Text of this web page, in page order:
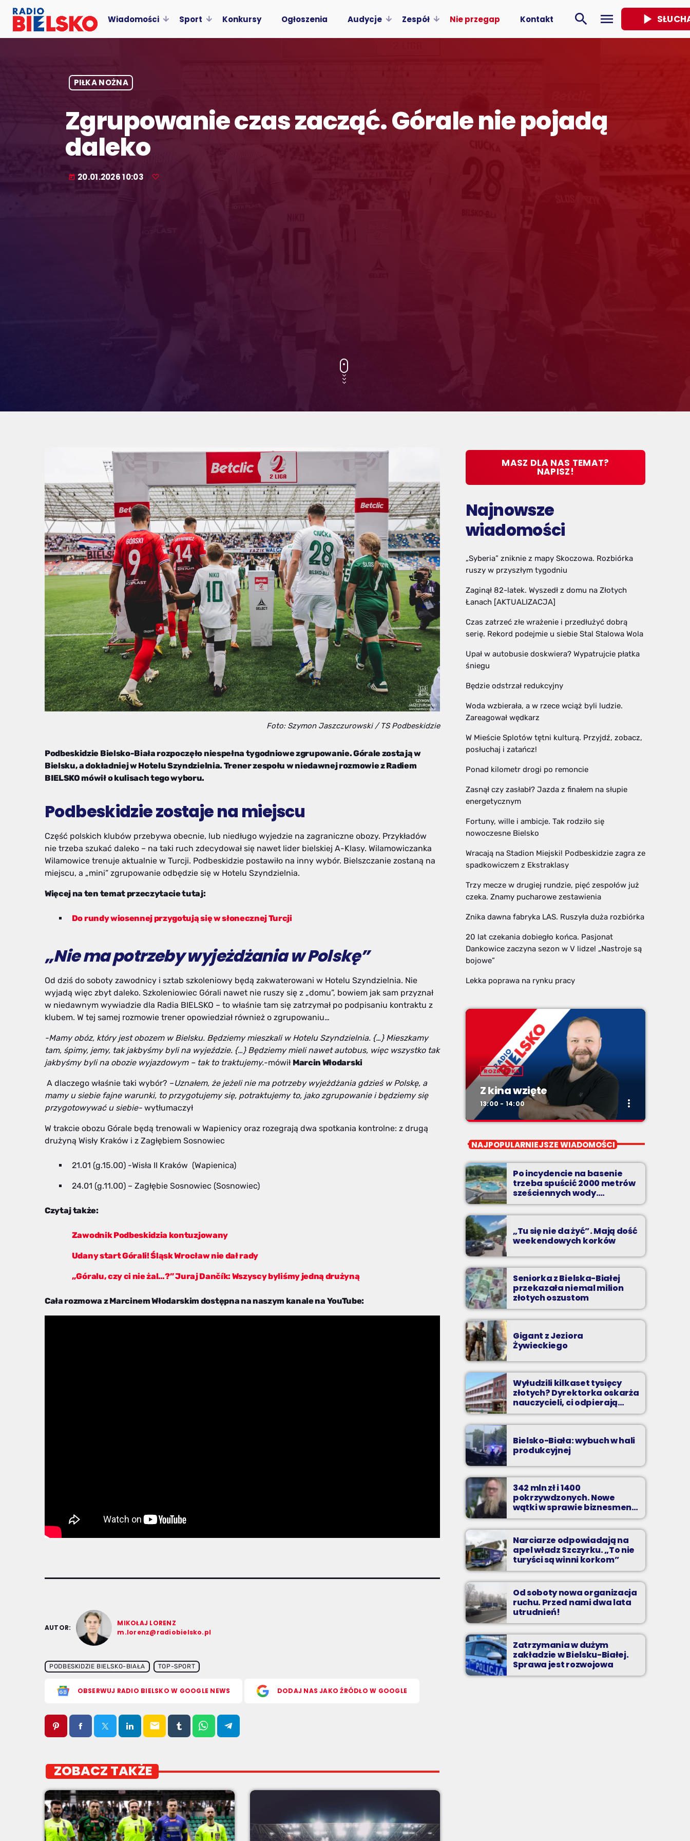
Wiadomości Sport Konkursy Ogłoszenia Audycje Zespół Nie przegap Kontakt search menu play_arrow
PIŁKA NOŻNA
Zgrupowanie czas zacząć. Górale nie pojadą
daleko
today 20.01.2026 10:03
Foto: Szymon Jaszczurowski / TS Podbeskidzie
Podbeskidzie Bielsko-Biała rozpoczęło niespełna tygodniowe zgrupowanie. Górale zostają w
Bielsku, a dokładniej w Hotelu Szyndzielnia. Trener zespołu w niedawnej rozmowie z Radiem
BIELSKO mówił o kulisach tego wyboru.
Podbeskidzie zostaje na miejscu
Część polskich klubów przebywa obecnie, lub niedługo wyjedzie na zagraniczne obozy. Przykładów
nie trzeba szukać daleko – na taki ruch zdecydował się nawet lider bielskiej A-Klasy. Wilamowiczanka
Wilamowice trenuje aktualnie w Turcji. Podbeskidzie postawiło na inny wybór. Bielszczanie zostaną na
miejscu, a „mini” zgrupowanie odbędzie się w Hotelu Szyndzielnia.
Więcej na ten temat przeczytacie tutaj:
Do rundy wiosennej przygotują się w słonecznej Turcji
„Nie ma potrzeby wyjeżdżaniaw Polskę”
Od dziś do soboty zawodnicy i sztab szkoleniowy będą zakwaterowani w Hotelu Szyndzielnia. Nie
wyjadą więc zbyt daleko. Szkoleniowiec Górali nawet nie ruszy się z „domu”, bowiem jak sam przyznał
w niedawnym wywiadzie dla Radia BIELSKO – to właśnie tam się zatrzymał po podpisaniu kontraktu z
klubem. W tej samej rozmowie trener opowiedział również o zgrupowaniu…
-Mamy obóz, który jest obozem w Bielsku. Będziemymieszkaliw Hotelu Szyndzielnia. {…} Mieszkamy
tam, śpimy, jemy, tak jakbyśmy byli na wyjeździe. {…} Będziemy mieli nawet autobus, więc wszystko tak
jakbyśmy byli na obozie wyjazdowym – tak to traktujemy.-mówił Marcin Włodarski
A dlaczego właśnie taki wybór? –Uznałem, że jeżeli nie ma potrzeby wyjeżdżania gdzieś w Polskę, a
mamy u siebie fajne warunki, to przygotujemy się, potraktujemy to, jako zgrupowaniei będziemy się
przygotowywać u siebie- wytłumaczył
W trakcie obozu Górale będą trenowali w Wapienicy oraz rozegrają dwa spotkania kontrolne: z drugą
drużyną Wisły Kraków i z Zagłębiem Sosnowiec
21.01 (g.15.00) -Wisła II Kraków (Wapienica)
24.01 (g.11.00) – Zagłębie Sosnowiec (Sosnowiec)
Czytaj także:
Zawodnik Podbeskidzia kontuzjowany
Udany start Górali! Śląsk Wrocław nie dał rady
„Góralu, czy ci nie żal…?” Juraj Dančík: Wszyscy byliśmy jedną drużyną
Cała rozmowa z Marcinem Włodarskim dostępna na naszym kanale na YouTube:
AUTOR:
MIKOŁAJ LORENZ
m.lorenz@radiobielsko.pl
PODBESKIDZIE BIELSKO-BIAŁA TOP-SPORT
OBSERWUJ RADIO BIELSKO W GOOGLE NEWS DODAJ NAS JAKO ŹRÓDŁO W GOOGLE
email
ZOBACZ TAKŻE
MASZ DLA NAS TEMAT?
NAPISZ!
Najnowsze
wiadomości
„Syberia” zniknie z mapy Skoczowa. Rozbiórka
ruszy w przyszłym tygodniu
Zaginął 82-latek. Wyszedł z domu na Złotych
Łanach [AKTUALIZACJA]
Czas zatrzeć złe wrażenie i przedłużyć dobrą
serię. Rekord podejmie u siebie Stal Stalowa Wola
Upał w autobusie doskwiera? Wypatrujcie płatka
śniegu
Będzie odstrzał redukcyjny
Woda wzbierała, a w rzece wciąż byli ludzie.
Zareagował wędkarz
W Mieście Splotów tętni kulturą. Przyjdź, zobacz,
posłuchaj i zatańcz!
Ponad kilometr drogi po remoncie
Zasnął czy zasłabł? Jazda z finałem na słupie
energetycznym
Fortuny, wille i ambicje. Tak rodziło się
nowoczesne Bielsko
Wracają na Stadion Miejski! Podbeskidzie zagra ze
spadkowiczem z Ekstraklasy
Trzy mecze w drugiej rundzie, pięć zespołów już
czeka. Znamy pucharowe zestawienia
Znika dawna fabryka LAS. Ruszyła duża rozbiórka
20 lat czekania dobiegło końca. Pasjonat
Dankowice zaczyna sezon w V lidze! „Nastroje są
bojowe”
Lekka poprawa na rynku pracy
ROZRYWKA
Z kina wzięte
13:00 - 14:00 more_vert
Z kina wzięte
Z Kina Wzięte to audycja w której film
występuje roli głównej.
NAJPOPULARNIEJSZE WIADOMOŚCI
Po incydencie na basenie
trzeba spuścić 2000 metrów
sześciennych wody.
„Ogromne koszty i ogromna
praca”
„Tu się nie da żyć”. Mają dość
weekendowych korków
Seniorka z Bielska-Białej
przekazała niemal milion
złotych oszustom
Gigant z Jeziora
Żywieckiego
Wyłudzili kilkaset tysięcy
złotych? Dyrektorka oskarża
nauczycieli, ci odpierają
zarzuty
Bielsko-Biała: wybuch w hali
produkcyjnej
342 mln zł i 1400
pokrzywdzonych. Nowe
wątki w sprawie biznesmena
z Bielska-Białej
Narciarze odpowiadają na
apel władz Szczyrku. „To nie
turyści są winni korkom”
Od soboty nowa organizacja
ruchu. Przed nami dwa lata
utrudnień!
Zatrzymania w dużym
zakładzie w Bielsku-Białej.
Sprawa jest rozwojowa